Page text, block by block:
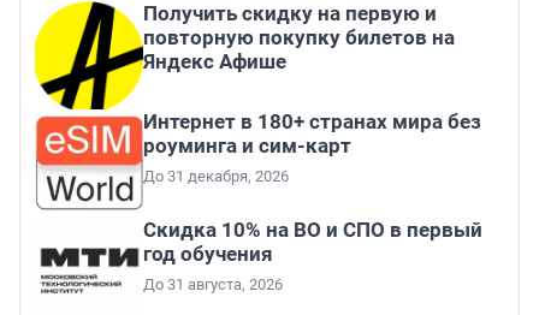
Получить скидку на первую и
повторную покупку билетов на
Яндекс Афише
Интернет в 180+ странах мира без
роуминга и сим-карт
До 31 декабря, 2026
Скидка 10% на ВО и СПО в первый
год обучения
До 31 августа, 2026